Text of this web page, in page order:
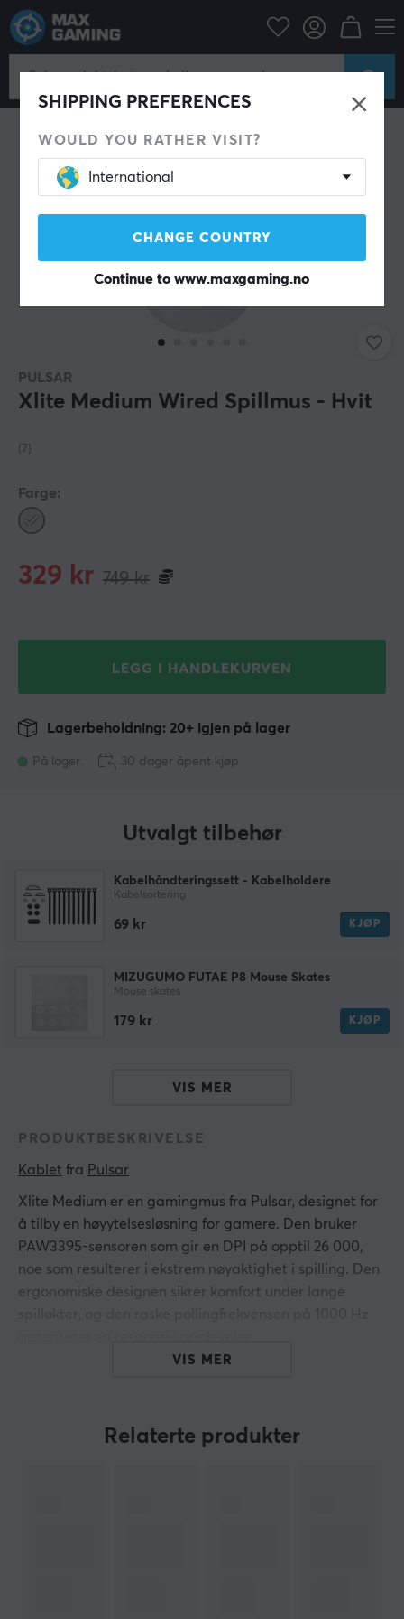
SHIPPING PREFERENCES
WOULD YOU RATHER VISIT?
International
CHANGE COUNTRY
Continue towww.maxgaming.no
Datatilbehør Gaming mus Kablet
SPAR 56%
PULSAR
Xlite Medium Wired Spillmus - Hvit
(7)
Farge:
749kr
329 kr
LEGG I HANDLEKURVEN
På lager
Lagerbeholdning: 20+ igjen på lager
30 dager åpent kjøp
Utvalgt tilbehør
Kabelhåndteringssett - Kabelholdere
Kabelsortering
69 kr KJØP
MIZUGUMO FUTAE P8 Mouse Skates
Mouse skates
179 kr KJØP
VIS MER
PRODUKTBESKRIVELSE
Kablet fra Pulsar
Xlite Medium er en gamingmus fra Pulsar, designet for
å tilby en høyytelsesløsning for gamere. Den bruker
PAW3395-sensoren som gir en DPI på opptil 26 000,
noe som resulterer i ekstrem nøyaktighet i spilling. Den
ergonomiske designen sikrer komfort under lange
gir holdbarhet og stabilitet. Med en maksimal
akselerasjon på 50 G og en 32-bits ARM MCU, er denne
VIS MER
Relaterte produkter